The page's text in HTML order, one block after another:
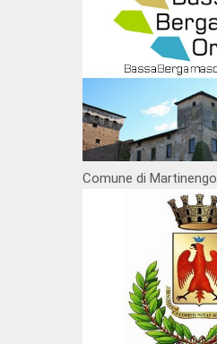
Comune di Martinengo